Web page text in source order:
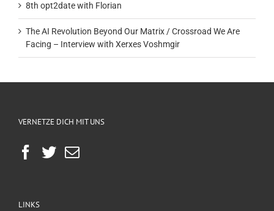
8th opt2date with Florian
The AI Revolution Beyond Our Matrix / Crossroad We Are
Facing – Interview with Xerxes Voshmgir
VERNETZE DICH MIT UNS
LINKS